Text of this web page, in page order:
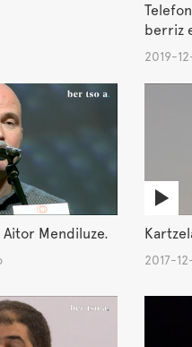
berriz
2019-
Aitor Mendiluze.
2017-